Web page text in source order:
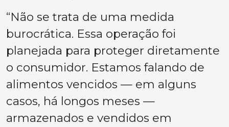
“Não se trata de uma medida
burocrática. Essa operação foi
planejada para proteger diretamente
o consumidor. Estamos falando de
alimentos vencidos — em alguns
casos, há longos meses —
armazenados e vendidos em